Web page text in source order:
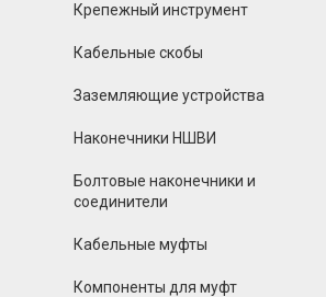
Крепежный инструмент
Кабельные скобы
Заземляющие устройства
Наконечники НШВИ
Болтовые наконечники и
соединители
Кабельные муфты
Компоненты для муфт